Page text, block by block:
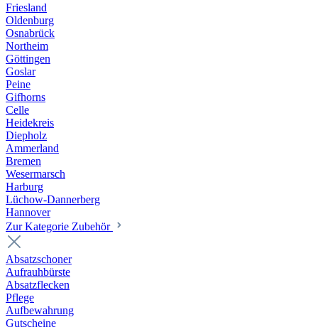
Friesland
Oldenburg
Osnabrück
Northeim
Göttingen
Goslar
Peine
Gifhorns
Celle
Heidekreis
Diepholz
Ammerland
Bremen
Wesermarsch
Harburg
Lüchow-Dannerberg
Hannover
Zur Kategorie Zubehör
Absatzschoner
Aufrauhbürste
Absatzflecken
Pflege
Aufbewahrung
Gutscheine